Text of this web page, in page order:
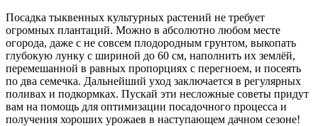
Посадка тыквенных культурных растений не требует
огромных плантаций. Можно в абсолютно любом месте
огорода, даже с не совсем плодородным грунтом, выкопать
глубокую лунку с шириной до 60 см, наполнить их землёй,
перемешанной в равных пропорциях с перегноем, и посеять
по два семечка. Дальнейший уход заключается в регулярных
поливах и подкормках. Пускай эти несложные советы придут
вам на помощь для оптимизации посадочного процесса и
получения хороших урожаев в наступающем дачном сезоне!